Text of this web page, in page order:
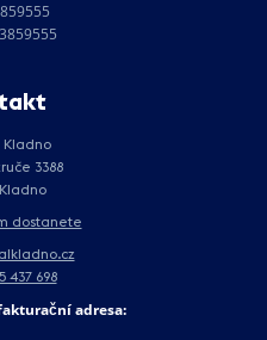
3388
dostanete
437 698
adresa: